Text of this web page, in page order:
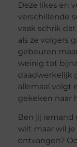
Deze likes en
verschillende
vaak schrik
als ze volgers
gebeuren
weinig tot
daadwerkelijk
allemaal volgt
gekeken naar
Ben jij iemand
wilt maar wil je
ontvangen?